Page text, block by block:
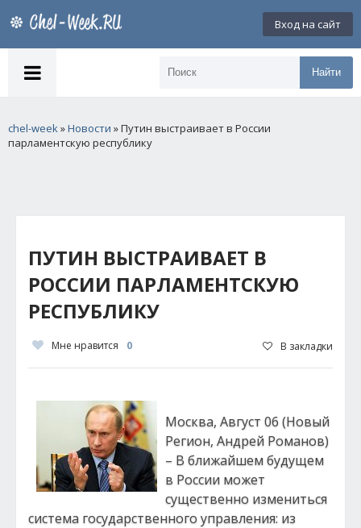
Вход на сайт
Найти
chel-week»Новости » Путин выстраивает в России
парламентскую республику
ПУТИН ВЫСТРАИВАЕТ В
РОССИИ ПАРЛАМЕНТСКУЮ
РЕСПУБЛИКУ
Мне нравится 0 В закладки
Москва, Август 06 (Новый
Регион, Андрей Романов)
– В ближайшем будущем
в России может
существенно измениться
система государственного управления: из